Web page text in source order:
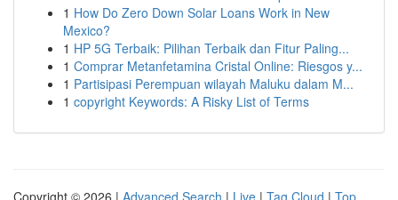
1 How Do Zero Down Solar Loans Work in New
Mexico?
1 HP 5G Terbaik: Pilihan Terbaik dan Fitur Paling...
1 Comprar Metanfetamina Cristal Online: Riesgos y...
1 Partisipasi Perempuan wilayah Maluku dalam M...
1 copyright Keywords: A Risky List of Terms
Copyright © 2026 | Advanced Search | Live | Tag Cloud | Top